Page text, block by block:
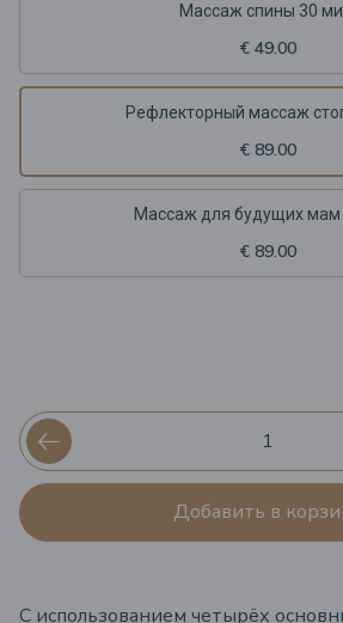
Массаж спины 30
€ 49.00
Рефлекторный массаж
€ 89.00
Массаж для будущих мам
€ 89.00
Добавить в
С использованием четырёх